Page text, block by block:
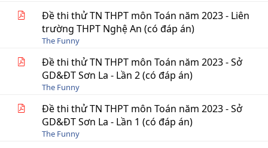
Đề thi thử TN THPT môn Toán năm 2023 - Liên
trường THPT Nghệ An (có đáp án)
The Funny
Đề thi thử TN THPT môn Toán năm 2023 - Sở
GD&ĐT Sơn La - Lần 2 (có đáp án)
The Funny
Đề thi thử TN THPT môn Toán năm 2023 - Sở
GD&ĐT Sơn La - Lần 1 (có đáp án)
The Funny